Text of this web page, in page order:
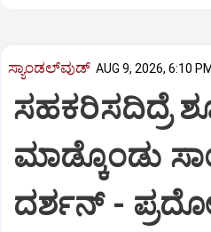
ಸ್ಯಾಂಡಲ್‌ವುಡ್‌ AUG 9, 2026, 6:10
ಸಹಕರಿಸದಿದ್ರೆ
ಮಾಡ್ಕೊಂಡು
ದರ್ಶನ್‌ -